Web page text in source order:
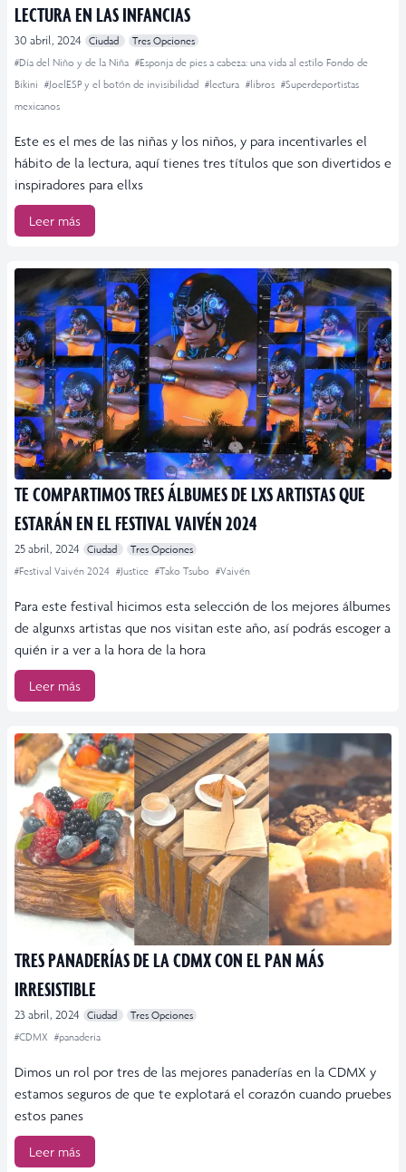
LECTURA EN LAS INFANCIAS
30 abril, 2024 Ciudad
Tres Opciones
#Día del Niño y de la Niña #Esponja de pies a cabeza: una vida al estilo Fondo de
Bikini #JoelESP y el botón de invisibilidad #lectura #libros #Superdeportistas
mexicanos
Este es el mes de las niñas y los niños, y para incentivarles el
hábito de la lectura, aquí tienes tres títulos que son divertidos e
inspiradores para ellxs
Leer más
TE COMPARTIMOS TRES ÁLBUMES DE LXS ARTISTAS QUE
ESTARÁN EN EL FESTIVAL VAIVÉN 2024
25 abril, 2024 Ciudad
Tres Opciones
#Festival Vaivén 2024 #Justice #Tako Tsubo #Vaivén
Para este festival hicimos esta selección de los mejores álbumes
de algunxs artistas que nos visitan este año, así podrás escoger a
quién ir a ver a la hora de la hora
Leer más
TRES PANADERÍAS DE LA CDMX CON EL PAN MÁS
IRRESISTIBLE
23 abril, 2024 Ciudad
Tres Opciones
#CDMX #panaderia
Dimos un rol por tres de las mejores panaderías en la CDMX y
estamos seguros de que te explotará el corazón cuando pruebes
estos panes
Leer más